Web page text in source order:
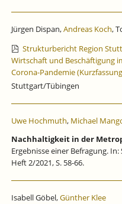
Jürgen Dispan,Andreas Koch,
Strukturbericht Region
Wirtschaft und Beschäftigung
Corona-Pandemie
Stuttgart/Tübingen
Uwe Hochmuth, Michael
Nachhaltigkeit in der
Ergebnisse einer Befragung.
Heft 2/2021, S. 58-66.
Isabell Göbel,Günther Klee